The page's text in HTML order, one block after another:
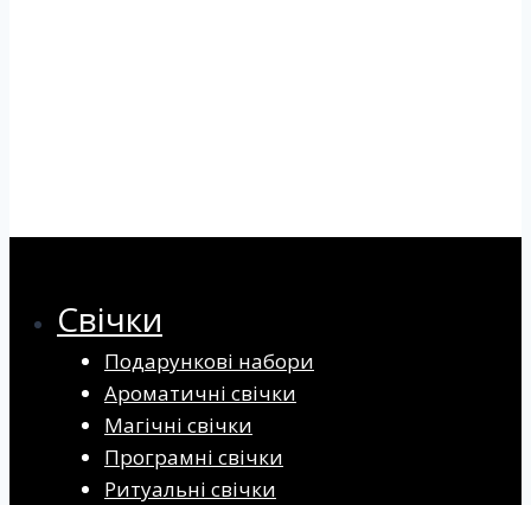
Свічки
Подарункові набори
Ароматичні свічки
Магічні свічки
Програмні свічки
Ритуальні свічки